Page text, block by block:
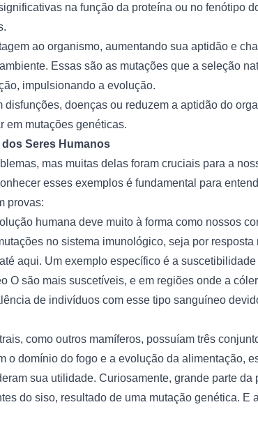
na função da proteína ou no fenótipo
ao organismo, aumentando sua aptidão e
Essas são as mutações que a seleção
impulsionando a evolução.
disfunções, doenças ou reduzem a aptidão do
em mutações genéticas.
Seres Humanos
mas muitas delas foram cruciais para a
esses exemplos é fundamental para
provas:
humana deve muito à forma como nossos
no sistema imunológico, seja por resposta
aqui. Um exemplo específico é a
O são mais suscetíveis, e em regiões onde a
de indivíduos com esse tipo sanguíneo
como outros mamíferos, possuíam três
o domínio do fogo e a evolução da alimentação,
sua utilidade. Curiosamente, grande parte da
do siso, resultado de uma mutação genética. E